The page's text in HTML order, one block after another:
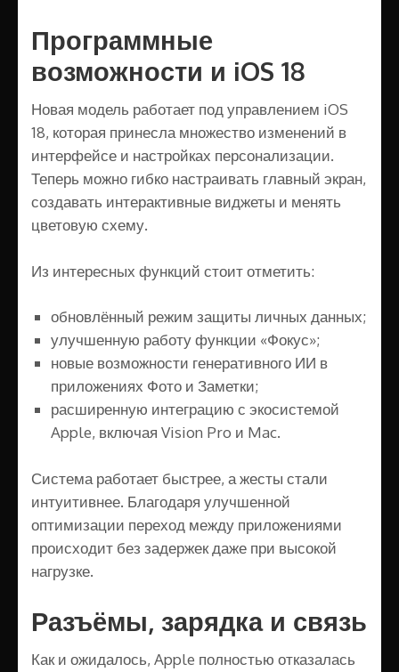
Программные
возможности и iOS 18
Новая модель работает под управлением iOS
18, которая принесла множество изменений в
интерфейсе и настройках персонализации.
Теперь можно гибко настраивать главный экран,
создавать интерактивные виджеты и менять
цветовую схему.
Из интересных функций стоит отметить:
обновлённый режим защиты личных данных;
улучшенную работу функции «Фокус»;
новые возможности генеративного ИИ в
приложениях Фото и Заметки;
расширенную интеграцию с экосистемой
Apple, включая Vision Pro и Mac.
Система работает быстрее, а жесты стали
интуитивнее. Благодаря улучшенной
оптимизации переход между приложениями
происходит без задержек даже при высокой
нагрузке.
Разъёмы, зарядка и связь
Как и ожидалось, Apple полностью отказалась